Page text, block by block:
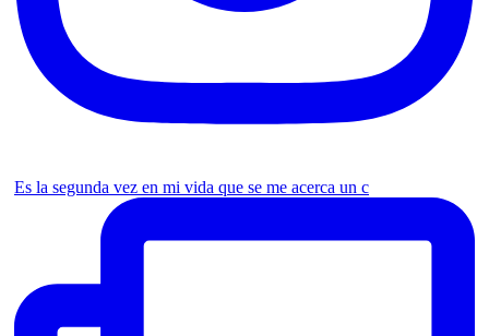
Es la segunda vez en mi vida que se me acerca un c